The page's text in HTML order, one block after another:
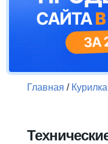
Главная / Курилка